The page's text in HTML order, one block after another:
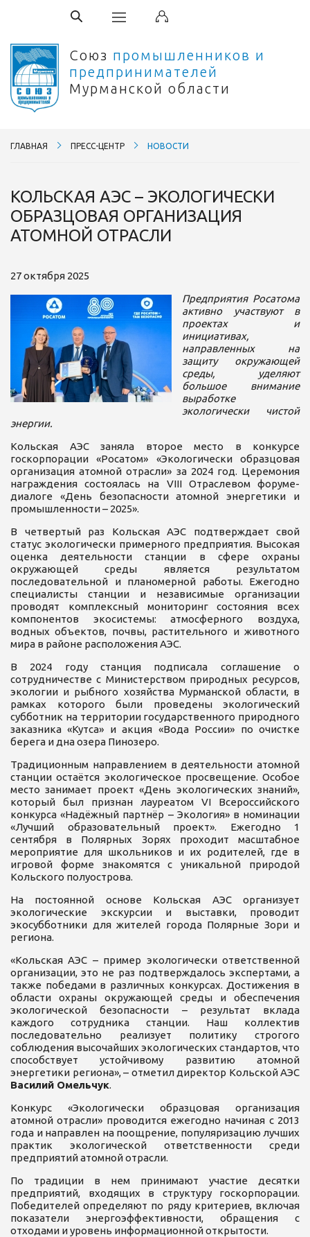
Союз промышленников и
предпринимателей
Мурманской области
ГЛАВНАЯ ПРЕСС-ЦЕНТР НОВОСТИ
КОЛЬСКАЯ АЭС – ЭКОЛОГИЧЕСКИ
ОБРАЗЦОВАЯ ОРГАНИЗАЦИЯ
АТОМНОЙ ОТРАСЛИ
27 октября 2025
Предприятия Росатома
активно участвуют в
проектах и
инициативах,
направленных на
защиту окружающей
среды, уделяют
большое внимание
выработке
экологически чистой
энергии.
Кольская АЭС заняла второе место в конкурсе
госкорпорации «Росатом» «Экологически образцовая
организация атомной отрасли» за 2024 год. Церемония
награждения состоялась на VIII Отраслевом форуме-
диалоге «День безопасности атомной энергетики и
промышленности – 2025».
В четвертый раз Кольская АЭС подтверждает свой
статус экологически примерного предприятия. Высокая
оценка деятельности станции в сфере охраны
окружающей среды является результатом
последовательной и планомерной работы. Ежегодно
специалисты станции и независимые организации
проводят комплексный мониторинг состояния всех
компонентов экосистемы: атмосферного воздуха,
водных объектов, почвы, растительного и животного
мира в районе расположения АЭС.
В 2024 году станция подписала соглашение о
сотрудничестве с Министерством природных ресурсов,
экологии и рыбного хозяйства Мурманской области, в
рамках которого были проведены экологический
субботник на территории государственного природного
заказника «Кутса» и акция «Вода России» по очистке
берега и дна озера Пинозеро.
Традиционным направлением в деятельности атомной
станции остаётся экологическое просвещение. Особое
место занимает проект «День экологических знаний»,
который был признан лауреатом VI Всероссийского
конкурса «Надёжный партнёр – Экология» в номинации
«Лучший образовательный проект». Ежегодно 1
сентября в Полярных Зорях проходит масштабное
мероприятие для школьников и их родителей, где в
игровой форме знакомятся с уникальной природой
Кольского полуострова.
На постоянной основе Кольская АЭС организует
экологические экскурсии и выставки, проводит
экосубботники для жителей города Полярные Зори и
региона.
«Кольская АЭС – пример экологически ответственной
организации, это не раз подтверждалось экспертами, а
также победами в различных конкурсах. Достижения в
области охраны окружающей среды и обеспечения
экологической безопасности – результат вклада
каждого сотрудника станции. Наш коллектив
последовательно реализует политику строгого
соблюдения высочайших экологических стандартов, что
способствует устойчивому развитию атомной
энергетики региона», – отметил директор Кольской АЭС
Василий Омельчук.
Конкурс «Экологически образцовая организация
атомной отрасли» проводится ежегодно начиная с 2013
года и направлен на поощрение, популяризацию лучших
практик экологической ответственности среди
предприятий атомной отрасли.
По традиции в нем принимают участие десятки
предприятий, входящих в структуру госкорпорации.
Победителей определяют по ряду критериев, включая
показатели энергоэффективности, обращения с
отходами и уровень информационной открытости.